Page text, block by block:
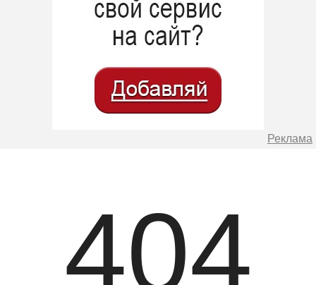
Реклама
404